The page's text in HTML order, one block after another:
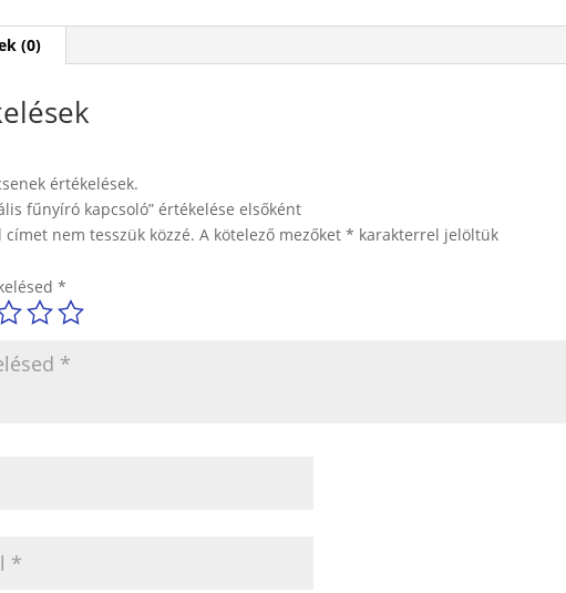
(0)
értékelések.
fűnyíró kapcsoló” értékelése elsőként
címet nem tesszük közzé. A kötelező mezőket* karakterrel jelöltük
*